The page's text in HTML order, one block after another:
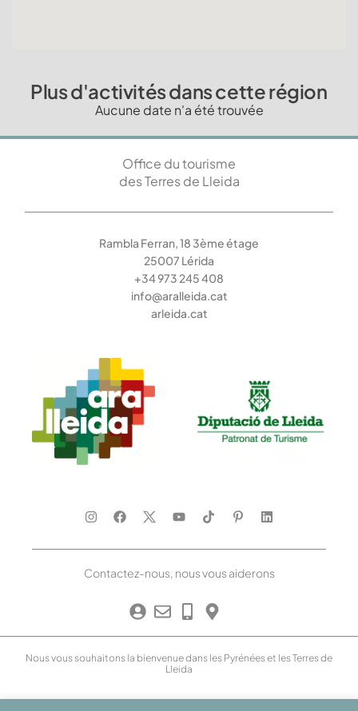
Plus d'activités dans cette région
Aucune date n'a été trouvée
Office du tourisme
des Terres de Lleida
Rambla Ferran, 18 3ème étage
25007 Lérida
+34 973 245 408
info@aralleida.cat
arleida.cat
Contactez-nous, nous vous aiderons
Nous vous souhaitons la bienvenue dans les Pyrénées et les Terres de
Lleida